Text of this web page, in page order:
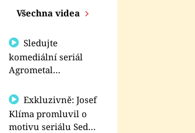
Všechna videa
Sledujte
komediální seriál
Agrometal
prima+
Exkluzivně: Josef
Klíma promluvil o
motivu seriálu Sedm